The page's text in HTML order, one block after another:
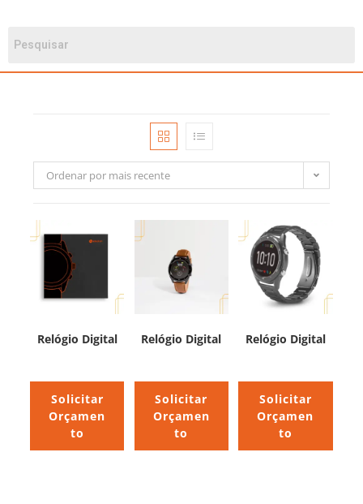
Ordenar por mais recente
Relógio Digital
Solicitar
Orçamen
to
Relógio Digital
Solicitar
Orçamen
to
Relógio Digital
Solicitar
Orçamen
to